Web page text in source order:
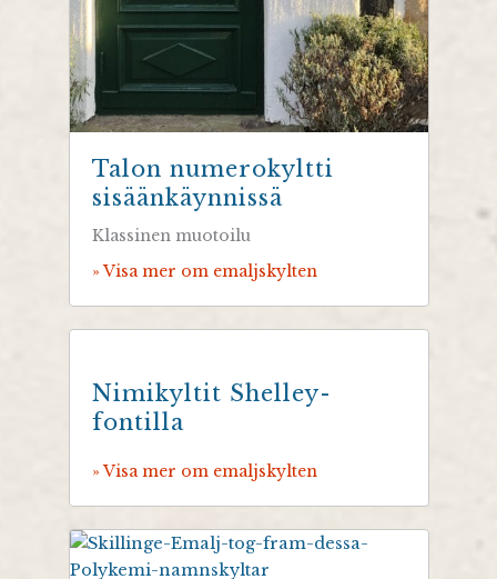
Talon numerokyltti
sisäänkäynnissä
Klassinen muotoilu
» Visa mer om emaljskylten
Nimikyltit Shelley-
fontilla
» Visa mer om emaljskylten